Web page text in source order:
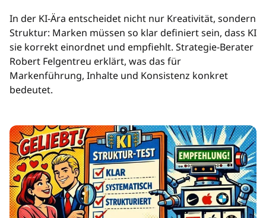
In der KI-Ära entscheidet nicht nur Kreativität, sondern
Struktur: Marken müssen so klar definiert sein, dass KI
sie korrekt einordnet und empfiehlt. Strategie-Berater
Robert Felgentreu erklärt, was das für
Markenführung, Inhalte und Konsistenz konkret
bedeutet.